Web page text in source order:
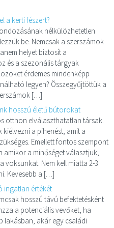
a kerti fészert?
nélkülözhetetlen
be. Nemcsak a szerszámok
helyet biztosít a
és a szezonális tárgyak
érdemes mindenképp
legyen? Összegyűjtöttük a
[…]
hosszú életű bútorokat
otthon elválaszthatatlan társak.
kiélvezni a pihenést, amit a
Emellett fontos szempont
amikor a minőséget választjuk,
voksunkat. Nem kell miatta 2-3
Kevesebb a […]
ingatlan értékét
hosszú távú befektetésként
a potenciális vevőket, ha
lakásban, akár egy családi